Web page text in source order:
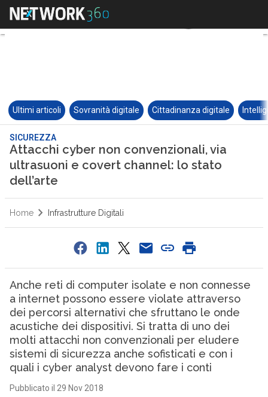
Ultimi articoli Sovranità digitale Cittadinanza digitale
SICUREZZA
Attacchi cyber non convenzionali, via
ultrasuoni e covert channel: lo stato
dell’arte
Home Infrastrutture Digitali
Anche reti di computer isolate e non connesse
a internet possono essere violate attraverso
dei percorsi alternativi che sfruttano le onde
acustiche dei dispositivi. Si tratta di uno dei
molti attacchi non convenzionali per eludere
sistemi di sicurezza anche sofisticati e con i
quali i cyber analyst devono fare i conti
Pubblicato il 29 Nov 2018